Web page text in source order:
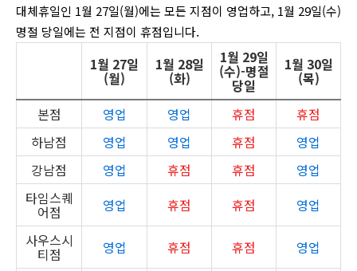
대체휴일인 1월 27일(월)에는 모든 지점이 영업하고, 1월 29일(수)
명절 당일에는 전 지점이 휴점입니다.
1월 27일
(월)
1월 28일
(화)
1월 29일
(수)-명절
당일
1월 30일
(목)
본점
영업 영업 휴점
휴점
하남점
영업 영업 휴점
영업
강남점
영업 휴점 휴점
영업
타임스퀘
어점 영업 휴점 휴점
영업
사우스시
티점 영업 휴점 휴점
영업